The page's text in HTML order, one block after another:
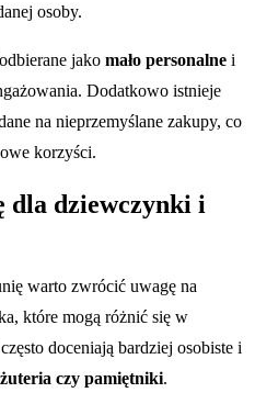
osoby.
jako mało personalne i
Dodatkowo istnieje
na nieprzemyślane zakupy, co
korzyści.
dla dziewczynki i
warto zwrócić uwagę na
które mogą różnić się w
doceniają bardziej osobiste i
czy pamiętniki.